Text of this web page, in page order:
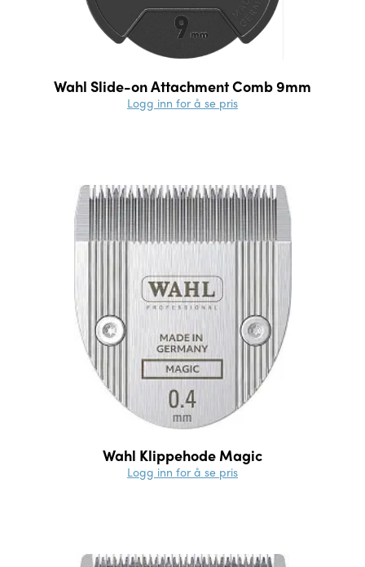
Wahl Slide-on Attachment Comb 9mm
Logg inn for å se pris
Wahl Klippehode Magic
Logg inn for å se pris